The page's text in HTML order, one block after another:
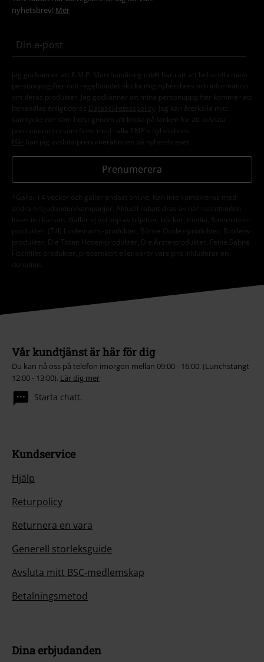
nyhetsbrev! Mer
Jag godkänner att E.M.P. Merchandising mbH har rätt att behandla mina
personuppgifter och regelbundet skicka mig nyhetsbrev och information
om deras produkter. Jag godkänner att mina personuppgifter kommer att
behandlas enligt deras
Datasekretesspolicy
. Jag kan återkalla mitt
samtycke när som helst genom att klicka på länken för att avsluta
prenumeration som finns med i alla EMP:s nyhetsbrev.
Här kan jag avsluta prenumerationen på nyhetsbrevet.
Prenumerera
*Gäller i 4 veckor och gäller endast online. Kan inte kombineras med
andra erbjudanden/kampanjer. Aktuell rabatt dras av när rabattkoden
löses in i kassan. Gäller ej vid köp av biljetter, böcker, media, Rammstein-
produkter, (Till) Lindemann,-produkter, Böhse Onklez-produkter, Broilers-
produkter, Die Toten Hosen-produkter, Die Ärzte-produkter, Feine Sahne
Fischfilet-produkter, presentkort eller varor vars pris inkluderar en
donation.
Vår kundtjänst är här för dig
Du kan nå oss på telefon imorgon mellan 09:00 - 16:00. (Lunchstängt
12:00 - 13:00). Lär dig mer
Starta chatt.
Kundservice
Hjälp
Returpolicy
Returnera en vara
Generell storleksguide
Avsluta mitt BSC-medlemskap
Betalningsmetod
Dina erbjudanden